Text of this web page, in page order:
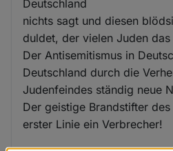
Deutschland
nichts sagt und diesen
duldet, der vielen Juden
Der Antisemitismus in
Deutschland durch die
Judenfeindes ständig neue
Der geistige Brandstifter
erster Linie ein Verbrecher!